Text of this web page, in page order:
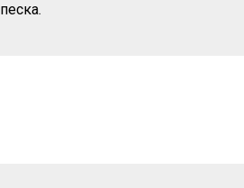
песка.